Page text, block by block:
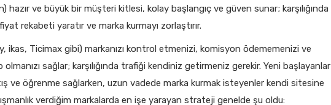
hazır ve büyük bir müşteri kitlesi, kolay başlangıç ve güven sunar; karşılığında
rekabeti yaratır ve marka kurmayı zorlaştırır.
ikas, Ticimax gibi) markanızı kontrol etmenizi, komisyon ödememenizi ve
sağlar; karşılığında trafiği kendiniz getirmeniz gerekir. Yeni başlayanlar
ve öğrenme sağlarken, uzun vadede marka kurmak isteyenler kendi sitesine
verdiğim markalarda en işe yarayan strateji genelde şu oldu: